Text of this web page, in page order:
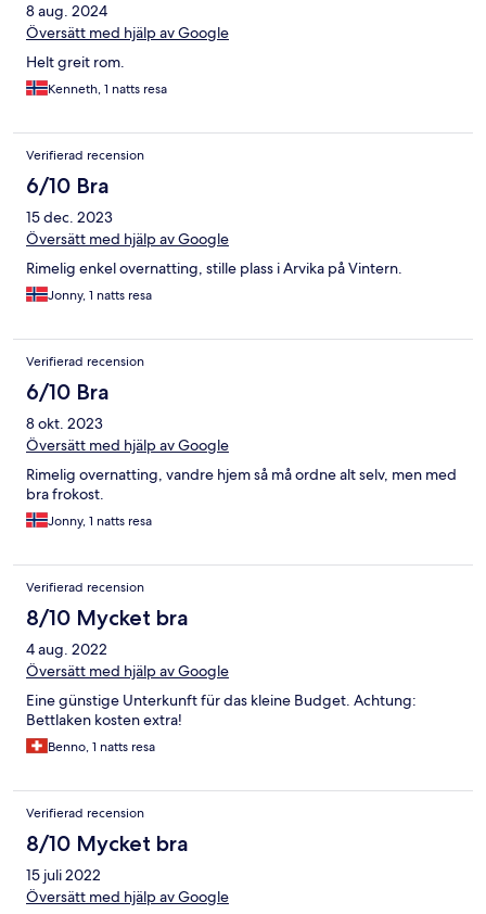
8 aug. 2024
Översätt med hjälp av Google
Helt greit rom.
Kenneth, 1 natts resa
Verifierad recension
6/10 Bra
15 dec. 2023
Översätt med hjälp av Google
Rimelig enkel overnatting, stille plass i Arvika på Vintern.
Jonny, 1 natts resa
Verifierad recension
6/10 Bra
8 okt. 2023
Översätt med hjälp av Google
Rimelig overnatting, vandre hjem så må ordne alt selv, men med
bra frokost.
Jonny, 1 natts resa
Verifierad recension
8/10 Mycket bra
4 aug. 2022
Översätt med hjälp av Google
Eine günstige Unterkunft für das kleine Budget. Achtung:
Bettlaken kosten extra!
Benno, 1 natts resa
Verifierad recension
8/10 Mycket bra
15 juli 2022
Översätt med hjälp av Google